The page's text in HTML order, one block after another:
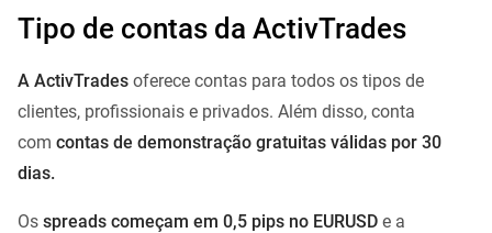
Tipo de contas da ActivTrades
A ActivTrades oferece contas para todos os tipos de
clientes, profissionais e privados. Além disso, conta
com contas de demonstração gratuitas válidas por 30
dias.
Os spreads começam em 0,5 pips no EURUSD e a